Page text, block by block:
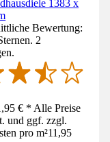
1383 x
Bewertung:
2
€ * Alle Preise
und ggf. zzgl.
pro m²11,95